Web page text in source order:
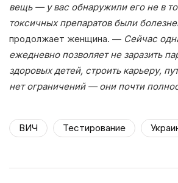
вещь — у вас обнаружили его не в
токсичных препаратов были
продолжает женщина. — Сейчас
ежедневно позволяет не заразить
здоровых детей, строить карьеру,
нет ограничений — они почти
ВИЧ Тестирование